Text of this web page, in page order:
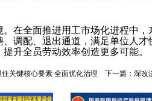
在全面推进用工市场化进程中
调配、退出通道，满足单位人
升全员劳动效率创造更多可能。
关键核心要素 全面优化治理 下一篇： 深改